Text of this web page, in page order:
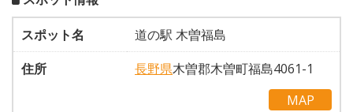
スポット名
道の駅 木曽福島
住所
長野県木曽郡木曽町福島4061-1
MAP